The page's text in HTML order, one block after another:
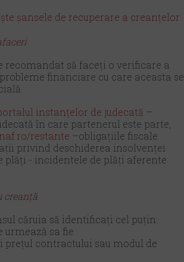
șansele de recuperare a creanțelor:
să faceți o verificare a
financiare cu care aceasta se
instanțelor de judecată –
în care partenerul este parte,
restante –obligațiile fiscale
privind deschiderea insolvenței
- incidentele de plăți aferente
creanță
căruia să identificați cel puțin:
sa fie
prețul contractului sau modul de